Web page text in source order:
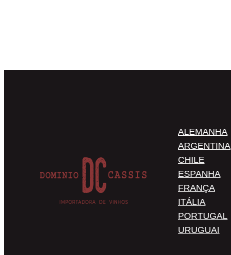
ALEMANHA
ARGENTINA
CHILE
ESPANHA
FRANÇA
ITÁLIA
PORTUGAL
URUGUAI